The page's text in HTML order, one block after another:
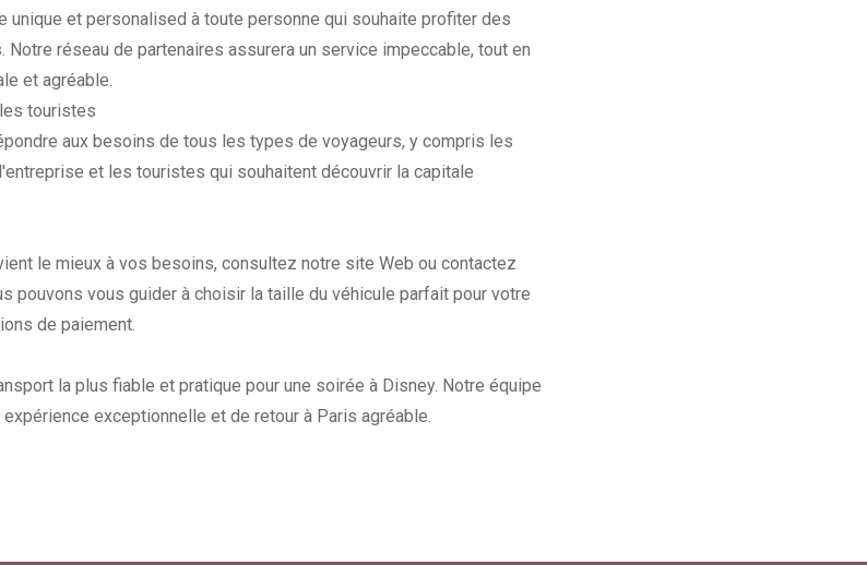
unique et personalised à toute personne qui souhaite profiter des
réseau de partenaires assurera un service impeccable, tout en
et agréable.
touristes
aux besoins de tous les types de voyageurs, y compris les
et les touristes qui souhaitent découvrir la capitale
le mieux à vos besoins, consultez notre site Web ou contactez
pouvons vous guider à choisir la taille du véhicule parfait pour votre
de paiement.
la plus fiable et pratique pour une soirée à Disney. Notre équipe
exceptionnelle et de retour à Paris agréable.